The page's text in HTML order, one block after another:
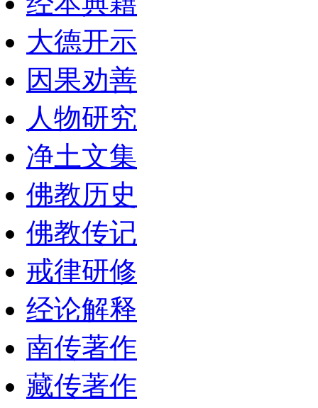
大德开示
因果劝善
人物研究
净土文集
佛教历史
佛教传记
戒律研修
经论解释
南传著作
藏传著作